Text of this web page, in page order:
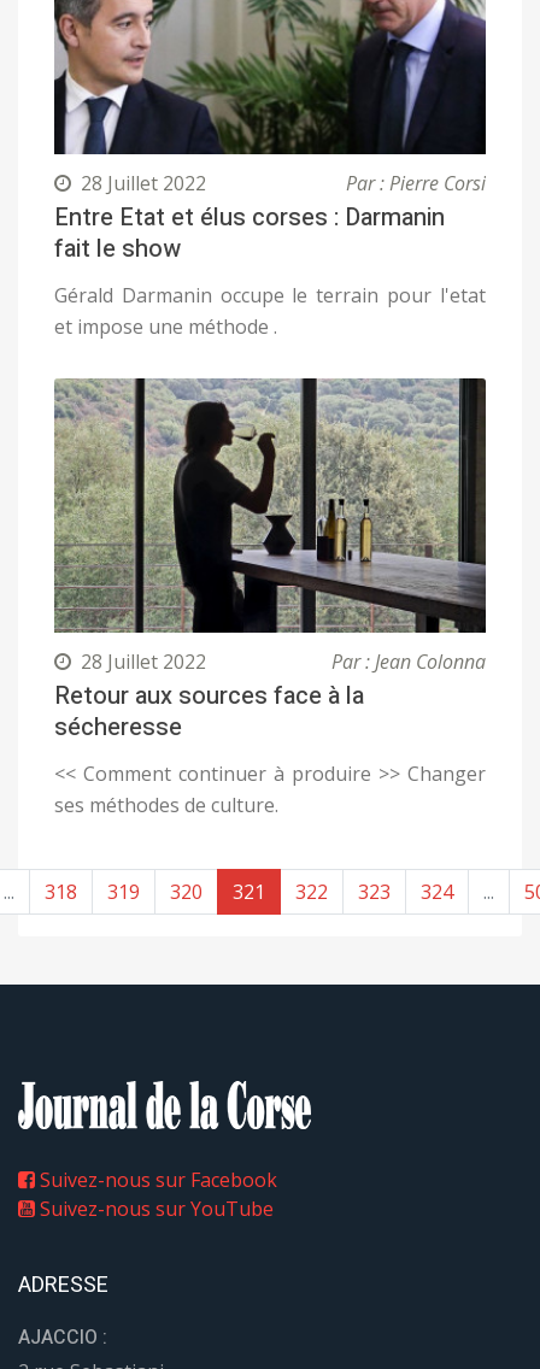
28 Juillet 2022 Par : Pierre Corsi
Entre Etat et élus corses : Darmanin
fait le show
Gérald Darmanin occupe le terrain pour l'etat
et impose une méthode .
28 Juillet 2022 Par : Jean Colonna
Retour aux sources face à la
sécheresse
<< Comment continuer à produire >> Changer
ses méthodes de culture.
... 318 319 320 321 322 323 324 ...
Suivez-nous sur Facebook
Suivez-nous sur YouTube
ADRESSE
AJACCIO :